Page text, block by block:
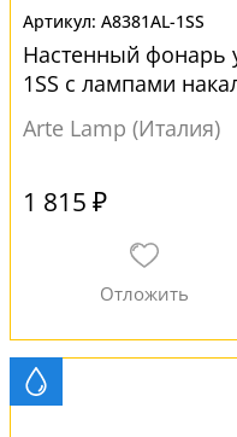
A8381AL-1SS
Настенный фонарь
1SS с лампами
Arte Lamp (Италия)
1 815 ₽